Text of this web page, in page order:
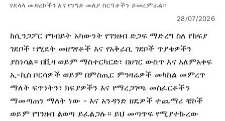
የደላላ መድረኮችን እና የንግድ መለያ ስርዓቶችን ይመረምራል።
28/07/2026
ከሲንጋፖር የግብይት አካውንት የገንዘብ ድጋፍ ማድረግ ስለ የክፍያ
ገደቦች ፣የሂደት መዘግየቶች እና የአቅራቢ ገደቦች ጥያቄዎችን
ያስነሳል። በቪዛ ወይም ማስተርካርድ፣ በሀገር ውስጥ እና አለምአቀፍ
ኢ-ኪስ ቦርሳዎች ወይም በምስጢር ምንዛሬዎች መካከል መምረጥ
ማለት ፍጥነትን፣ ክፍያዎችን እና የማረጋገጫ መስፈርቶችን
ማመጣጠን ማለት ነው - እና አንዳንድ ዘዴዎች ተጨማሪ ቼኮች
ወይም የገንዘብ ልወጣ ይፈልጋሉ። ይህ መጣጥፍ የሚያተኩረው